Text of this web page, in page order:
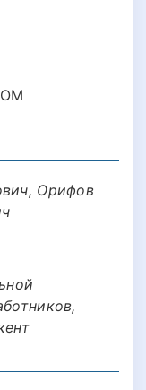
Орифов